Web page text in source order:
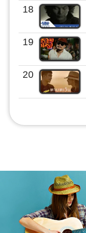
18
19
20